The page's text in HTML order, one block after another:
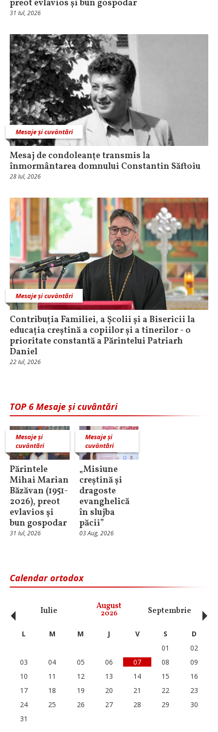
preot evlavios și bun gospodar
31 Iul, 2026
Mesaje și cuvântări
Mesaj de condoleanţe transmis la
înmormântarea domnului Constantin Săftoiu
28 Iul, 2026
Mesaje și cuvântări
Contribuția Familiei, a Școlii și a Bisericii la
educația creștină a copiilor și a tinerilor - o
prioritate constantă a Părintelui Patriarh
Daniel
22 Iul, 2026
TOP 6 Mesaje și cuvântări
Mesaje și
cuvântări
Părintele
Mihai Marian
Băzăvan (1951-
2026), preot
evlavios și
bun gospodar
31 Iul, 2026
Mesaje și
cuvântări
„Misiune
creștină și
dragoste
evanghelică
în slujba
păcii”
03 Aug, 2026
Calendar ortodox
Iulie August
2026 Septembrie
‹ L M M J V S
D
01
02
03
04 05 06 07 08
09
10
11 12 13 14 15
16
17
18 19 20 21 22
23
24
25 26 27 28 29
30
31